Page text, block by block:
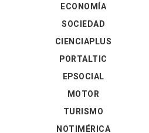
ECONOMÍA
SOCIEDAD
CIENCIAPLUS
PORTALTIC
EPSOCIAL
MOTOR
TURISMO
NOTIMÉRICA